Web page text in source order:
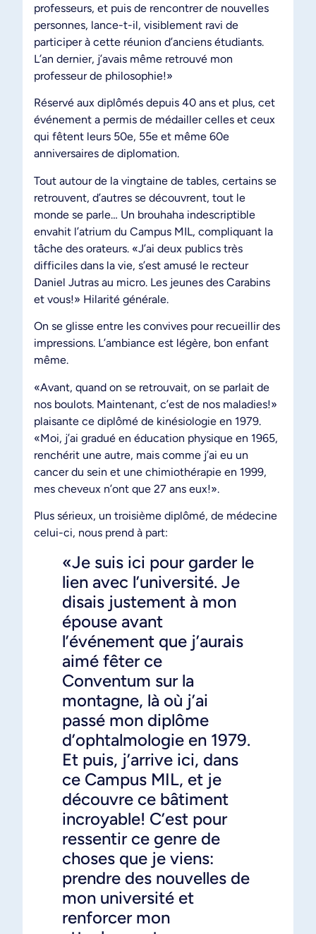
professeurs, et puis de rencontrer de nouvelles
personnes, lance-t-il, visiblement ravi de
participer à cette réunion d’anciens étudiants.
L’an dernier, j’avais même retrouvé mon
professeur de philosophie!»
Réservé aux diplômés depuis 40 ans et plus, cet
événement a permis de médailler celles et ceux
qui fêtent leurs 50e, 55e et même 60e
anniversaires de diplomation.
Tout autour de la vingtaine de tables, certains se
retrouvent, d’autres se découvrent, tout le
monde se parle… Un brouhaha indescriptible
envahit l’atrium du Campus MIL, compliquant la
tâche des orateurs. «J’ai deux publics très
difficiles dans la vie, s’est amusé le recteur
Daniel Jutras au micro. Les jeunes des Carabins
et vous!» Hilarité générale.
On se glisse entre les convives pour recueillir des
impressions. L’ambiance est légère, bon enfant
même.
«Avant, quand on se retrouvait, on se parlait de
nos boulots. Maintenant, c’est de nos maladies!»
plaisante ce diplômé de kinésiologie en 1979.
«Moi, j’ai gradué en éducation physique en 1965,
renchérit une autre, mais comme j’ai eu un
cancer du sein et une chimiothérapie en 1999,
mes cheveux n’ont que 27 ans eux!».
Plus sérieux, un troisième diplômé, de médecine
celui-ci, nous prend à part:
«Je suis ici pour garder le
lien avec l’université. Je
disais justement à mon
épouse avant
l’événement que j’aurais
aimé fêter ce
Conventum sur la
montagne, là où j’ai
passé mon diplôme
d’ophtalmologie en 1979.
Et puis, j’arrive ici, dans
ce Campus MIL, et je
découvre ce bâtiment
incroyable! C’est pour
ressentir ce genre de
choses que je viens:
prendre des nouvelles de
mon université et
renforcer mon